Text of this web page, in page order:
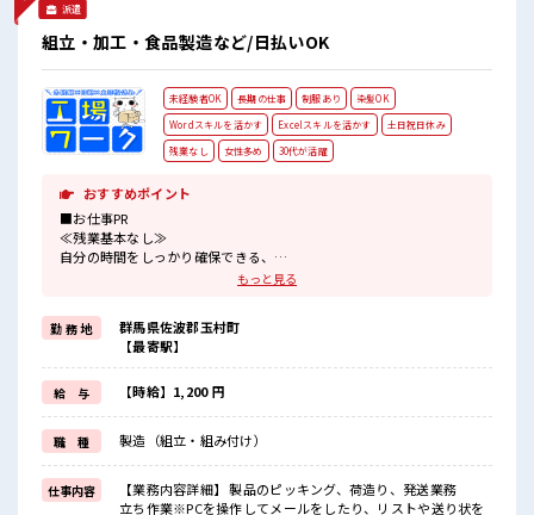
派遣
組立・加工・食品製造など/日払いOK
未経験者OK 長期の仕事 制服あり
染髪OK
Wordスキルを活かす
Excelスキルを活かす
土日祝日休み
残業なし
女性多め 30代が活躍
おすすめポイント
■お仕事PR
≪残業基本なし≫
自分の時間をしっかり確保できる、
≪女性も活躍中の職場≫
もちろん男性の応募もOKですよ！
≪週休2日制≫
週末は家族や友人と一緒にプライベート満喫！
≪モチベーションもUP≫
派手過ぎなければ髪型や髪色自由♪
(規定有)≪ラクラク制服アリ≫
制服があるので、
毎日の服装の悩み解消♪
≪収入アップを目指せる≫
高時給だらけの派遣のお仕事です！
もっと見る
勤 務 地
群馬県佐波郡玉村町
【最寄駅】
給 与 【時給】1,200 円
職 種 製造（組立・組み付け）
仕事内容
【業務内容詳細】 製品のピッキング、荷造り、発送業務
立ち作業※PCを操作してメールをしたり、リストや送り状を